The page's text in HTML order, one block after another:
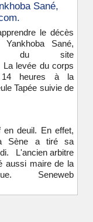
Sané,
le décès
Sané,
du site
La levée du corps
heures à la
Tapée suivie de
en deuil. En effet,
Sène a tiré sa
L'ancien arbitre
aussi maire de la
Seneweb